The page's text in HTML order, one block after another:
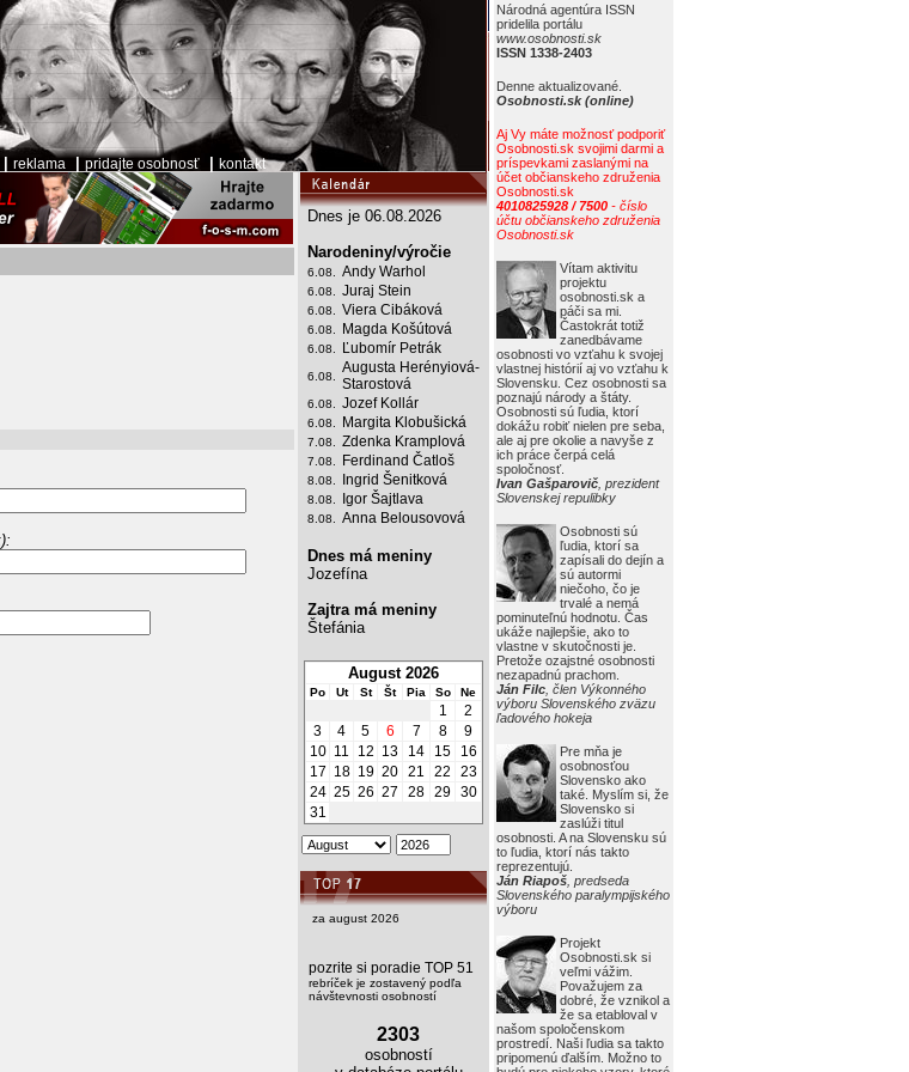
reklama pridajte osobnosť kontakt
Národná agentúra ISSN
pridelila portálu
www.osobnosti.sk
ISSN 1338-2403
Denne aktualizované.
Osobnosti.sk (online)
Aj Vy máte možnosť podporiť
Osobnosti.sk svojimi darmi a
príspevkami zaslanými na
účet občianskeho združenia
Osobnosti.sk
4010825928 / 7500 - číslo
účtu občianskeho združenia
Osobnosti.sk
Vítam aktivitu
projektu
osobnosti.sk a
páči sa mi.
Častokrát totiž
zanedbávame
osobnosti vo vzťahu k svojej
vlastnej histórií aj vo vzťahu k
Slovensku. Cez osobnosti sa
poznajú národy a štáty.
Osobnosti sú ľudia, ktorí
dokážu robiť nielen pre seba,
ale aj pre okolie a navyše z
ich práce čerpá celá
spoločnosť.
Ivan Gašparovič , prezident
Slovenskej repulibky
Osobnosti sú
ľudia, ktorí sa
zapísali do dejín a
sú autormi
niečoho, čo je
trvalé a nemá
pominuteľnú hodnotu. Čas
ukáže najlepšie, ako to
vlastne v skutočnosti je.
Pretože ozajstné osobnosti
nezapadnú prachom.
Ján Filc , člen Výkonného
výboru Slovenského zväzu
ľadového hokeja
Pre mňa je
osobnosťou
Slovensko ako
také. Myslím si, že
Slovensko si
zaslúži titul
osobnosti. A na Slovensku sú
to ľudia, ktorí nás takto
reprezentujú.
Ján Riapoš , predseda
Slovenského paralympijského
výboru
Projekt
Osobnosti.sk si
veľmi vážim.
Považujem za
dobré, že vznikol a
že sa etabloval v
našom spoločenskom
prostredí. Naši ľudia sa takto
pripomenú ďalším. Možno to
Dnes je 06.08.2026
Narodeniny/výročie
6.08. Andy Warhol
6.08. Juraj Stein
6.08. Viera Cibáková
6.08. Magda Košútová
6.08. Ľubomír Petrák
6.08.
Augusta Herényiová-
Starostová
6.08. Jozef Kollár
6.08. Margita Klobušická
7.08. Zdenka Kramplová
7.08. Ferdinand Čatloš
8.08. Ingrid Šenitková
8.08. Igor Šajtlava
8.08. Anna Belousovová
Dnes má meniny
Jozefína
Zajtra má meniny
Štefánia
August 2026
Po Ut St Št Pia So Ne
1
2
3
4 5 6 7 8
9
10 11 12 13 14 15
16
17 18 19 20 21 22
23
24 25 26 27 28 29 30
31
za august 2026
pozrite si poradie TOP 51
rebríček je zostavený podľa
návštevnosti osobností
2303
osobností